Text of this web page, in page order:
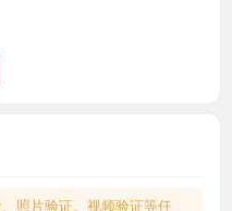
照片验证、视频验证等任